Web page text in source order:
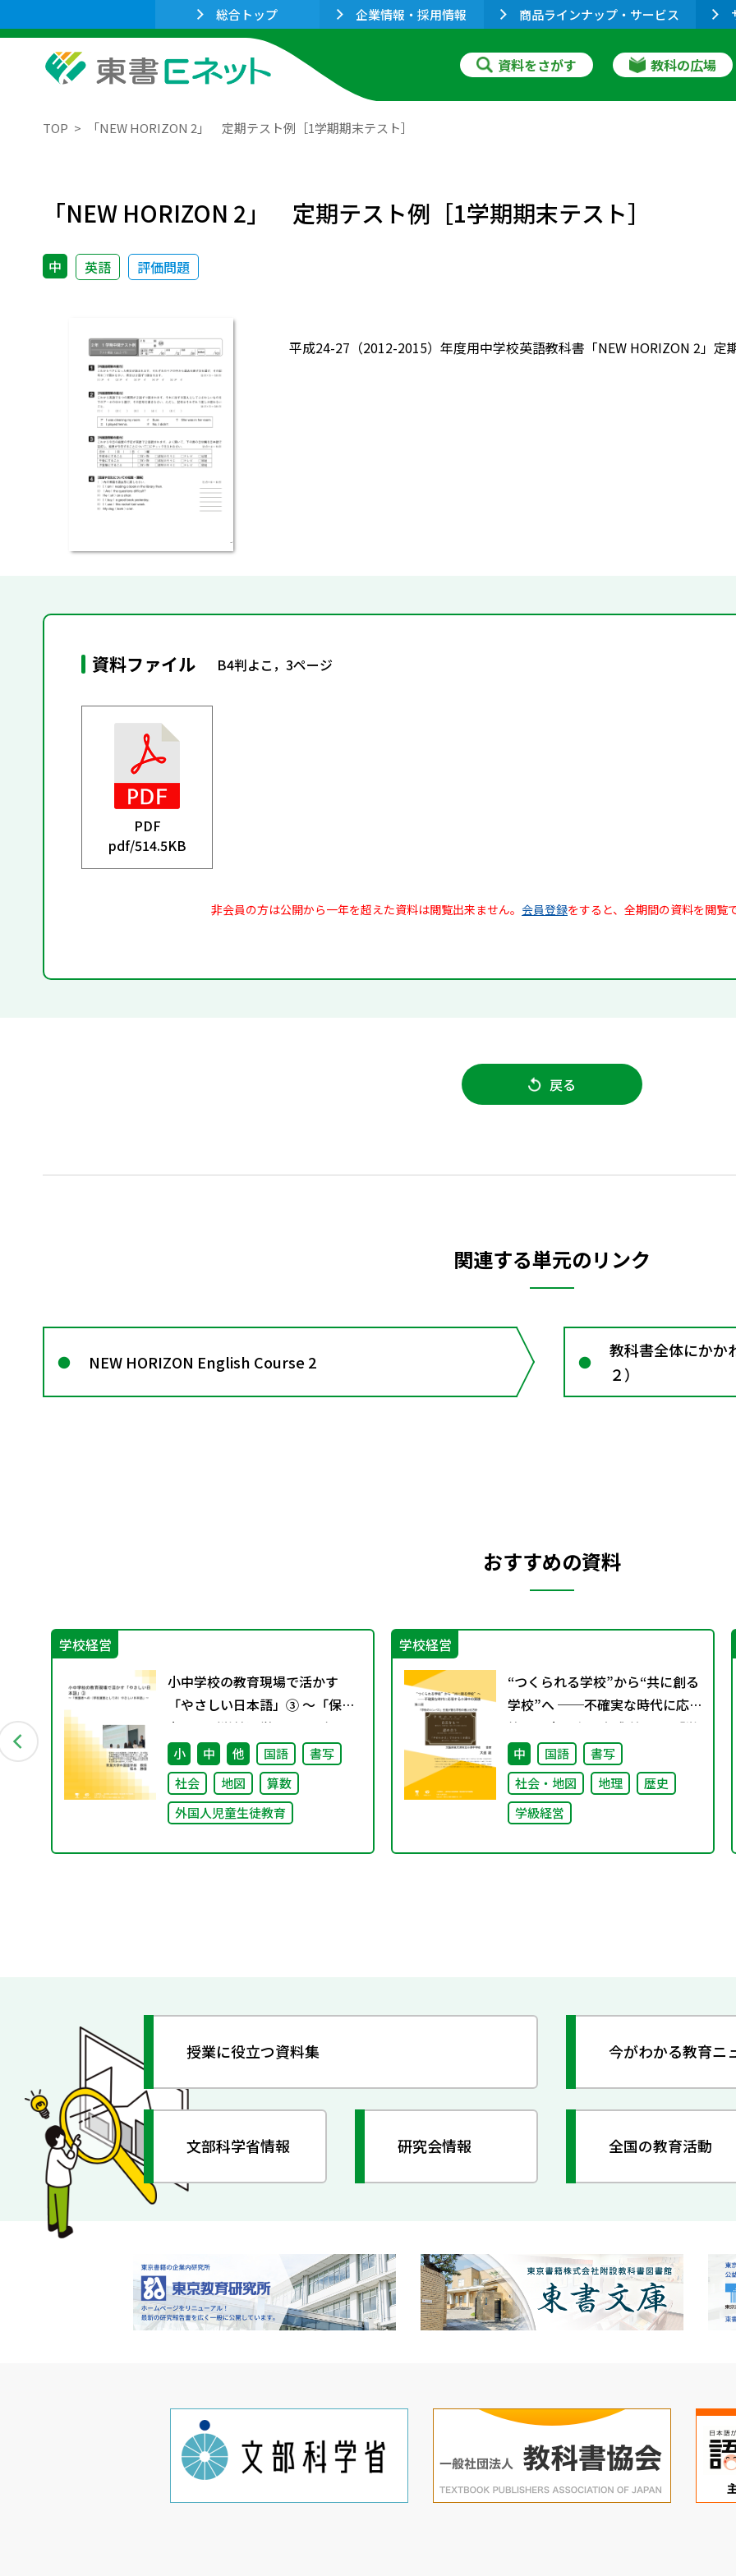
総合トップ 企業情報・採用情報 商品ラインナップ・サービス
資料をさがす 教科の広場
TOP 「NEW HORIZON 2」 定期テスト例［1学期期末テスト］
「NEW HORIZON 2」 定期テスト例［1学期期末テスト］
中 英語 評価問題
平成24-27（2012-2015）年度用中学校英語教科書「NEW HORIZON 2」定
資料ファイル B4判よこ，3ページ
PDF
pdf/514.5KB
非会員の方は公開から一年を超えた資料は閲覧出来ません。 会員登録をすると、全期間の資料を閲覧
戻る
関連する単元のリンク
NEW HORIZON English Course 2
教科書全体にかか
２）
おすすめの資料
学校経営
小中学校の教育現場で活かす
「やさしい日本語」③ ～「保護
者への（学校運営としての）や
さしい日本語」～
小 中 他 国語
書写
社会
地図
算数
外国人児童生徒教育
学校経営
“つくられる学校”から“共に創る
学校”へ ──不確実な時代に応
答する小津中の実践 第二回 「学
校のコンパス」生徒が創る学校
の最上位方針
中 国語
書写
社会・地図
地理
歴史
学級経営
授業に役立つ資料集 今がわかる教育ニ
文部科学省情報 研究会情報 全国の教育活動